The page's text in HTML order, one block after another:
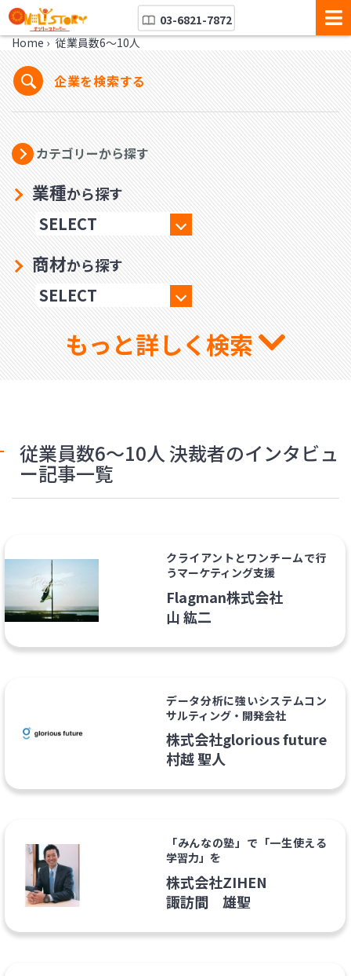
03-6821-7872
Home › 従業員数6～10人
企業を検索する
カテゴリーから探す
業種から探す
商材から探す
もっと詳しく検索
従業員数6～10人 決裁者のインタビュ
ー記事一覧
クライアントとワンチームで行
うマーケティング支援
Flagman株式会社
山 紘二
データ分析に強いシステムコン
サルティング・開発会社
株式会社glorious future
村越 聖人
「みんなの塾」で「一生使える
学習力」を
株式会社ZIHEN
諏訪間 雄聖